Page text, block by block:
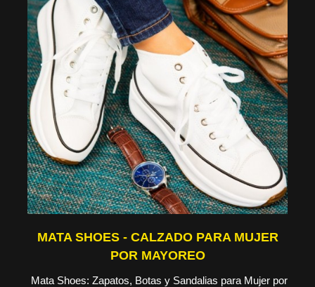
MATA SHOES - CALZADO PARA MUJER
POR MAYOREO
Mata Shoes: Zapatos, Botas y Sandalias para Mujer por